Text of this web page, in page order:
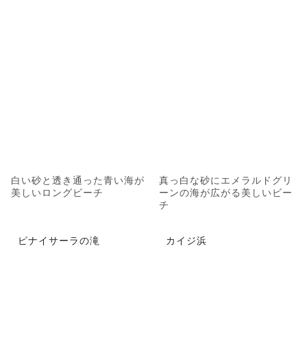
白い砂と透き通った青い海が
美しいロングビーチ
真っ白な砂にエメラルドグリ
ーンの海が広がる美しいビー
チ
ピナイサーラの滝 カイジ浜